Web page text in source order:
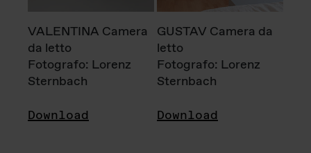
VALENTINA Camera
da letto
Fotografo: Lorenz
Sternbach
Download
GUSTAV Camera da
letto
Fotografo: Lorenz
Sternbach
Download